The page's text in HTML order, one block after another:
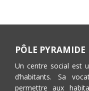
PÔLE PYRAMIDE
Un centre social est
d’habitants. Sa
permettre aux